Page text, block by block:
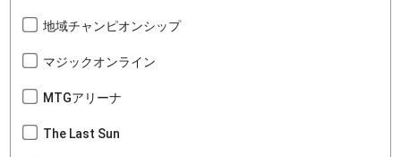
地域チャンピオンシップ
マジックオンライン
MTGアリーナ
The Last Sun